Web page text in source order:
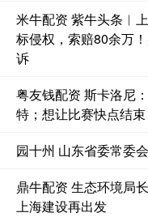
米牛配资 紫牛头条︱
标侵权，索赔80余万
诉
粤友钱配资 斯卡洛尼
特；想让比赛快点结束
园十州 山东省委常委
鼎牛配资 生态环境局
上海建设再出发